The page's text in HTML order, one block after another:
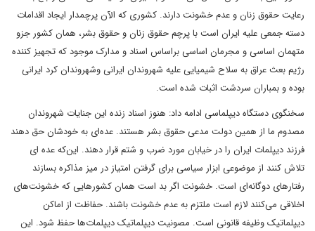
رعایت حقوق زنان و عدم خشونت دارند. کشوری که الآن پرچمدار ایجاد اقدامات
دسته جمعی علیه ایران است با پرچم حقوق زنان و حقوق بشر، همان کشور جزو
متهمان اساسی و مجرمان اساسی براساس اسناد و مدارک موجود که تجهیز کننده
رژیم بعث عراق به سلاح شیمیایی علیه شهروندان ایرانی وشهروندان کرد ایرانی
بوده و بمباران سردشت اثبات شده است.
سخنگوی دستگاه دیپلماسی ادامه داد: هنوز اسناد زنده این جنایات شهروندان
مصدوم ما از همین دولت مدعی حقوق بشر هستند. عده‌ای به خودشان حق دهند
فرزند دیپلمات ایران را در خیابان مورد ضرب و شتم قرار دهند. این‌که عده ای
تلاش کنند از موضوعی ابزار سیاسی برای گرفتن امتیاز در میز مذاکره بسازند
رفتارهای دوگانه‌ای است. خشونت اگر بد است همان کشورهایی که خشونت‌های
اخلاقی می‌کنند لازم است ملتزم به عدم خشونت باشند. حفاظت از اماکن
دیپلماتیک وظیفه قانونی است. مصونیت دیپلماتیک دیپلمات‌ها حفظ شود. این